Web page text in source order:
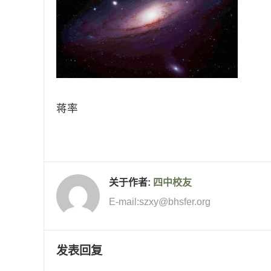
蒋率
关于作者: 四中校友
E-mail:szxy@bhsfer.org
发表回复